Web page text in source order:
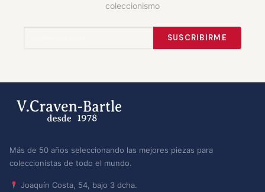
coleccionismo
SUSCRIBIRME
Más de 50 años seleccionando las mejores piezas para
coleccionistas de todo el mundo.
Joaquín Costa, 54, bajo 3 dcha.